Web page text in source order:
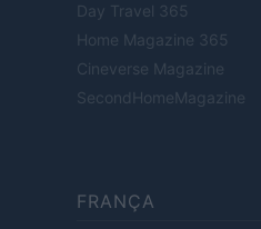
Day Travel 365
Home Magazine 365
Cineverse Magazine
SecondHomeMagazine
FRANÇA